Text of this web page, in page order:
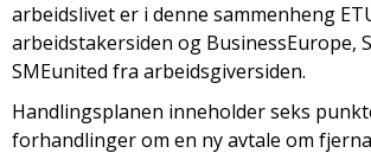
arbeidslivet er i denne sammenheng
arbeidstakersiden og BusinessEurope,
SMEunited fra arbeidsgiversiden.
Handlingsplanen inneholder seks
forhandlinger om en ny avtale om